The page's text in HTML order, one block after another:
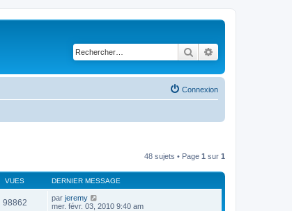
Rechercher
Connexion
48 sujets • Page 1 sur 1
VUES DERNIER MESSAGE
98862 par jeremy
mer. févr. 03, 2010 9:40 am